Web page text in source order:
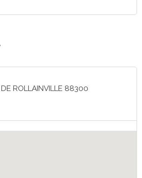
ROLLAINVILLE 88300